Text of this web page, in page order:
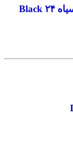
دانلود پروژه افترافکت استوری جمعه سیاه ۲۴ Black